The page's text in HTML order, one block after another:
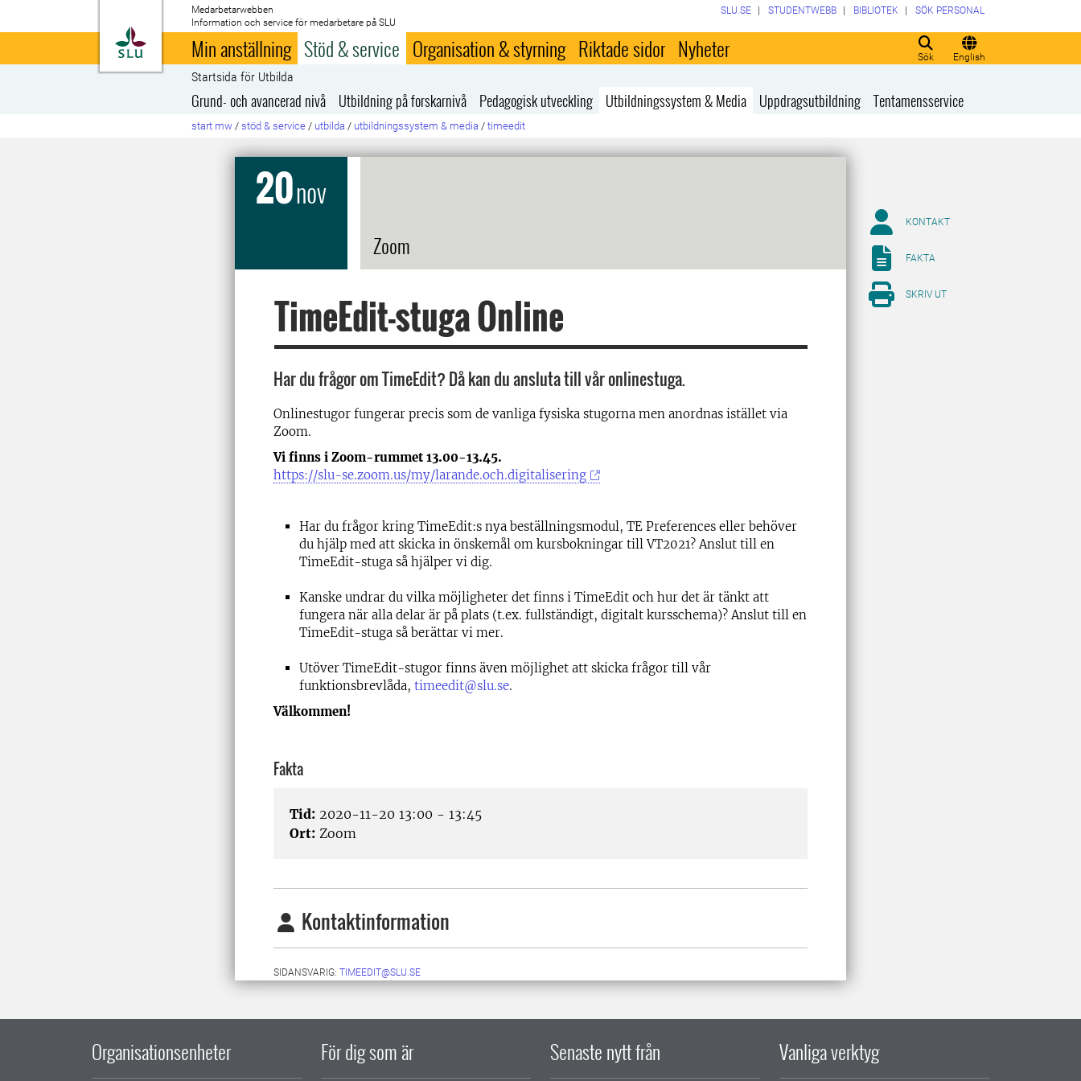
Till startsida
Medarbetarwebben
Information och service för medarbetare på SLU
Sök English
SLU.SE STUDENTWEBB BIBLIOTEK SÖK PERSONAL
Min anställning Stöd & service Organisation & styrning Riktade sidor Nyheter
Startsida för Utbilda
Grund- och avancerad nivå Utbildning på forskarnivå Pedagogisk utveckling Utbildningssystem & Media Uppdragsutbildning Tentamensservice
start mw / stöd & service / utbilda / utbildningssystem & media / timeedit
20nov
Zoom
TimeEdit-stuga Online
Har du frågor om TimeEdit? Då kan du ansluta till vår onlinestuga.
Onlinestugor fungerar precis som de vanliga fysiska stugorna men anordnas istället via
Zoom.
Vi finns i Zoom-rummet 13.00-13.45.
https://slu-se.zoom.us/my/larande.och.digitalisering
Har du frågor kring TimeEdit:s nya beställningsmodul, TE Preferences eller behöver
du hjälp med att skicka in önskemål om kursbokningar till VT2021? Anslut till en
TimeEdit-stuga så hjälper vi dig.
Kanske undrar du vilka möjligheter det finns i TimeEdit och hur det är tänkt att
fungera när alla delar är på plats (t.ex. fullständigt, digitalt kursschema)? Anslut till en
TimeEdit-stuga så berättar vi mer.
Utöver TimeEdit-stugor finns även möjlighet att skicka frågor till vår
funktionsbrevlåda, timeedit@slu.se.
Välkommen!
Fakta
Tid: 2020-11-20 13:00 - 13:45
Ort: Zoom
Kontaktinformation
SIDANSVARIG: TIMEEDIT@SLU.SE
KONTAKT
FAKTA
SKRIV UT
Organisationsenheter För dig som är Senaste nytt från Vanliga verktyg